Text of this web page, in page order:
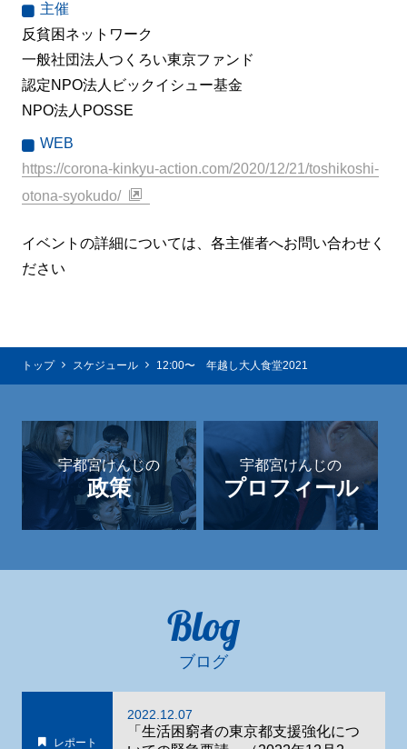
主催
反貧困ネットワーク
一般社団法人つくろい東京ファンド
認定NPO法人ビックイシュー基金
NPO法人POSSE
WEB
https://corona-kinkyu-action.com/2020/12/21/toshikoshi-
otona-syokudo/
イベントの詳細については、各主催者へお問い合わせく
ださい
トップ スケジュール 12:00〜 年越し大人食堂2021
宇都宮けんじの
政策
宇都宮けんじの
プロフィール
Blog
ブログ
レポート
2022.12.07
「生活困窮者の東京都支援強化につ